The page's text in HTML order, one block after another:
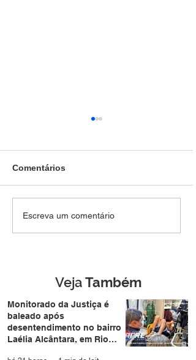
SEM DIREITO A LUA DE
durante casamento
coletivo da Expoacre
Comentários
Escreva um comentário
VejaTambém
Monitorado da Justiça é
baleado após
desentendimento no bairro
Laélia Alcântara, em Rio